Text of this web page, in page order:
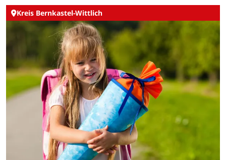
Kreis Bernkastel-Wittlich